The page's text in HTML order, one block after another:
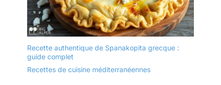
QUI SÉDUIT : Sa beauté
naturelle et son design
rustique en font le détail
parfait pour les amateurs
de cuisine.
21 × 2 cm env. avec
Recette authentique de Spanakopita grecque :
guide complet
Recettes de cuisine méditerranéennes